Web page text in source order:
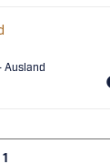
Ausland